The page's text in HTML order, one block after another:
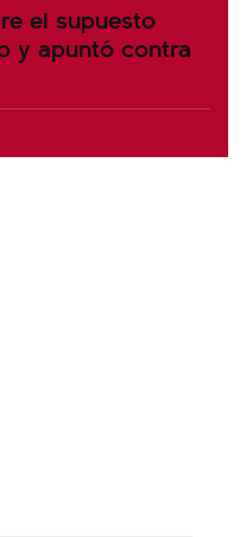
el supuesto
y apuntó contra